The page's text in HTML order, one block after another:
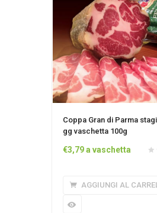
Coppa Gran di Parma
gg vaschetta 100g
€3,79a vaschetta
AGGIUNGI AL